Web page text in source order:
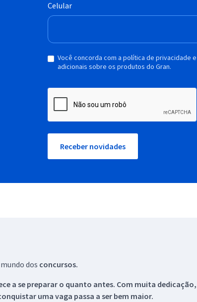
Celular
Você concorda com a política de privacidade
adicionais sobre os produtos do Gran.
Receber novidades
dos concursos.
a se preparar o quanto antes. Com muita
uma vaga passa a ser bem maior.